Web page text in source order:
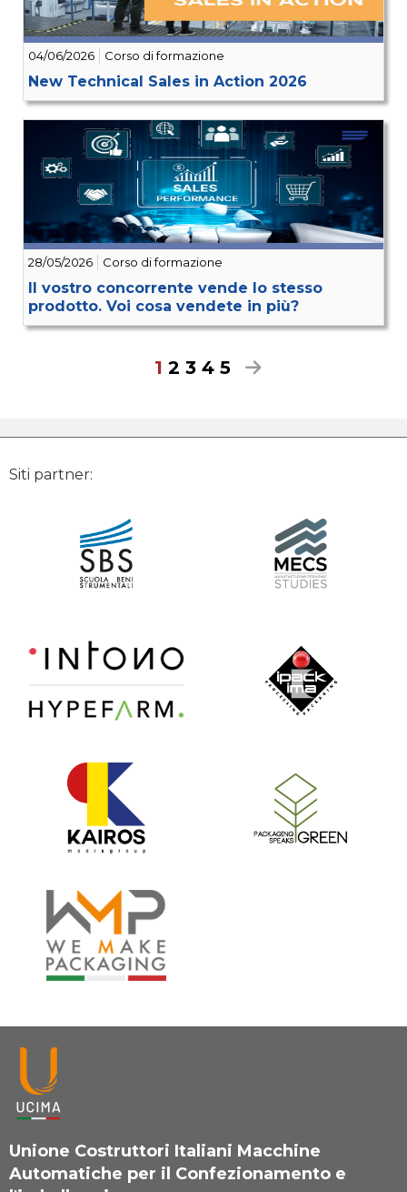
04/06/2026 Corso di formazione
New Technical Sales in Action 2026
28/05/2026 Corso di formazione
Il vostro concorrente vende lo stesso
prodotto. Voi cosa vendete in più?
1 2 3 4 5
Siti partner:
Unione Costruttori Italiani Macchine
Automatiche per il Confezionamento e